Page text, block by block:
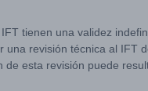
tienen una validez
revisión técnica al IFT
esta revisión puede